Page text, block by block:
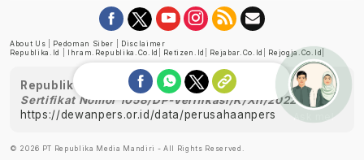
About Us Pedoman Siber
Disclaimer
Republika.id
Ihram.republika.co.id Retizen.id Rejabar.co.id Rejogja.co.id
Republika telah diverifikasi oleh Dewan Pers
Sertifikat Nomor 1058/DP-Verifikasi/K/XII/2022
https://dewanpers.or.id/data/perusahaanpers
© 2026 PT Republika Media Mandiri - All Rights Reserved.
Ask me!